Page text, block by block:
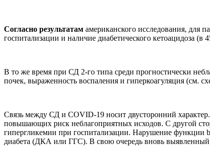
Согласно результатам американского исследования, для
госпитализации и наличие диабетического кетоацидоза (в
В то же время при СД 2-го типа среди прогностически
почек, выраженность воспаления и гиперкоагуляция (см.
Связь между СД и COVID-19 носит двусторонний
повышающих риск неблагоприятных исходов. С другой
гипергликемии при госпитализации. Нарушение функции
диабета (ДКА или ГГС). В свою очередь вновь выявленный